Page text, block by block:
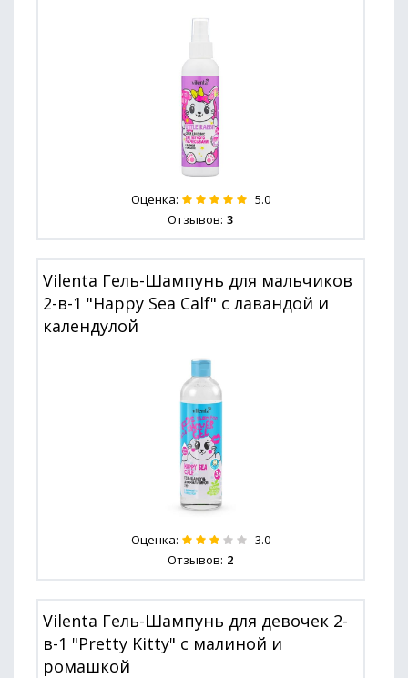
Оценка: 5.0
Отзывов: 3
Vilenta Гель-Шампунь для мальчиков
2-в-1 "Happy Sea Calf" с лавандой и
календулой
Оценка: 3.0
Отзывов: 2
Vilenta Гель-Шампунь для девочек 2-
в-1 "Pretty Kitty" с малиной и
ромашкой